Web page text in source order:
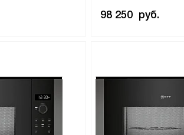
98 250 руб.